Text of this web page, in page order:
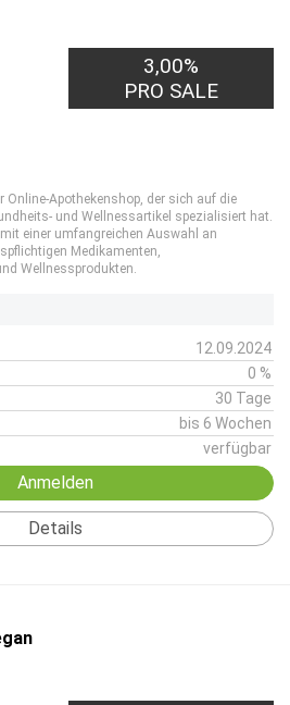
3,00%
PRO SALE
Online-Apothekenshop, der sich auf die
und Wellnessartikel spezialisiert hat.
einer umfangreichen Auswahl an
Medikamenten,
Wellnessprodukten.
12.09.2024
0 %
30 Tage
bis 6 Wochen
verfügbar
Anmelden
Details